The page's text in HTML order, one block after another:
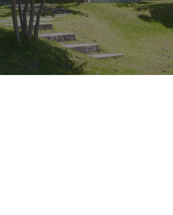
ーナー様へ
料請求・お問い合わせ
プライバシーポリシー